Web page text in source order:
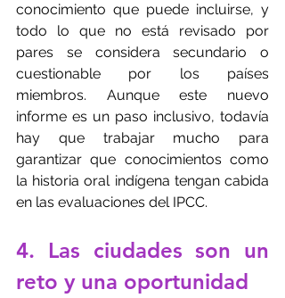
conocimiento que puede incluirse, y
todo lo que no está revisado por
pares se considera secundario o
cuestionable por los países
miembros. Aunque este nuevo
informe es un paso inclusivo, todavía
hay que trabajar mucho para
garantizar que conocimientos como
la historia oral indígena tengan cabida
en las evaluaciones del IPCC.
4. Las ciudades son un
reto y una oportunidad